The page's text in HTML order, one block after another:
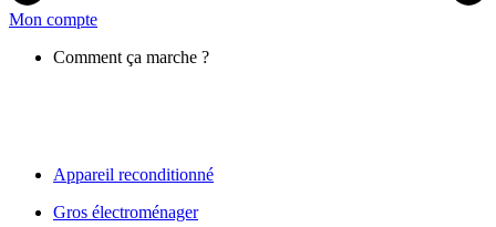
Mon compte
Comment ça marche ?
Appareil reconditionné
Gros électroménager